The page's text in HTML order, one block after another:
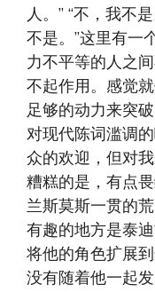
人。” “不，我不
不是。”这里有一
力不平等的人之
不起作用。感觉
足够的动力来突
对现代陈词滥调
众的欢迎，但对
糟糕的是，有点
兰斯莫斯一贯的
有趣的地方是泰
将他的角色扩展
没有随着他一起发